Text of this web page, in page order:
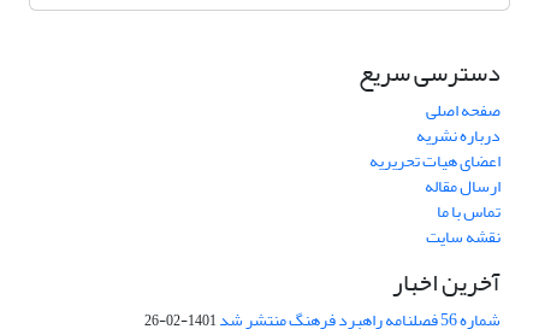
دسترسی سریع
صفحه اصلی
درباره نشریه
اعضای هیات تحریریه
ارسال مقاله
تماس با ما
نقشه سایت
آخرین اخبار
شماره 56 فصلنامه راهبرد فرهنگ منتشر شد 1401-02-26